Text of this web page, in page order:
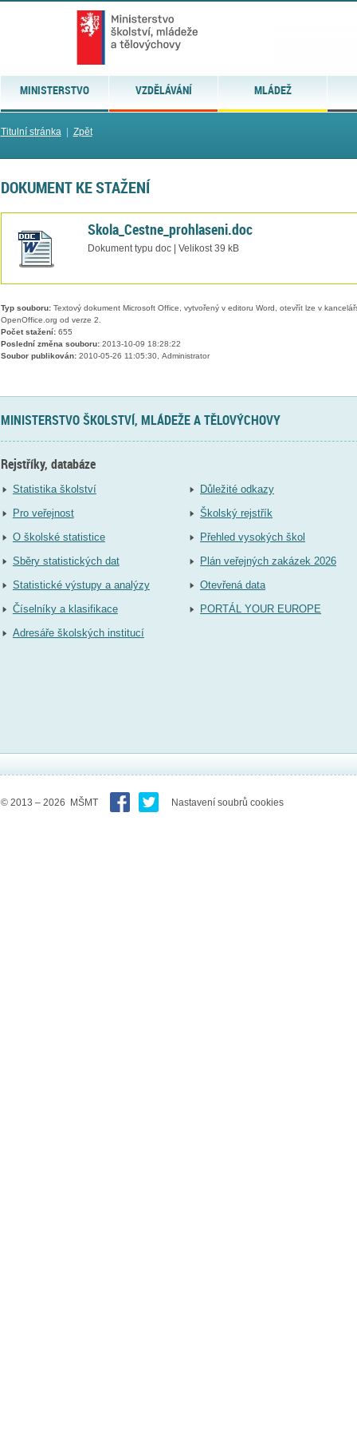
MINISTERSTVO VZDĚLÁVÁNÍ MLÁDEŽ
Titulní stránka| Zpět
DOKUMENT KE STAŽENÍ
Skola_Cestne_prohlaseni.doc
Dokument typu doc | Velikost 39 kB
Typ souboru:Textový dokument Microsoft Office, vytvořený v editoru Word, otevřít lze v
OpenOffice.org od verze 2.
Počet stažení:655
Poslední změna souboru:2013-10-09 18:28:22
Soubor publikován:2010-05-26 11:05:30, Administrator
MINISTERSTVO ŠKOLSTVÍ, MLÁDEŽE A TĚLOVÝCHOVY
Rejstříky, databáze
Statistika školství
Pro veřejnost
O školské statistice
Sběry statistických dat
Statistické výstupy a analýzy
Číselníky a klasifikace
Adresáře školských institucí
Důležité odkazy
Školský rejstřík
Přehled vysokých škol
Plán veřejných zakázek 2026
Otevřená data
PORTÁL YOUR EUROPE
© 2013 – 2026 MŠMT Nastavení soubrů cookies